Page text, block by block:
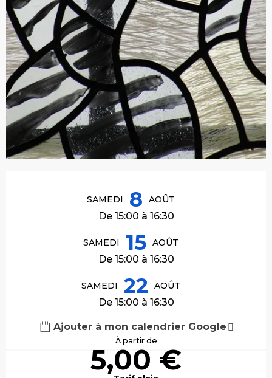
SAMEDI 8 AOÛT
De 15:00 à 16:30
SAMEDI 15 AOÛT
De 15:00 à 16:30
SAMEDI 22 AOÛT
De 15:00 à 16:30
Ajouter à mon calendrier Google
À partir de
5,00 €